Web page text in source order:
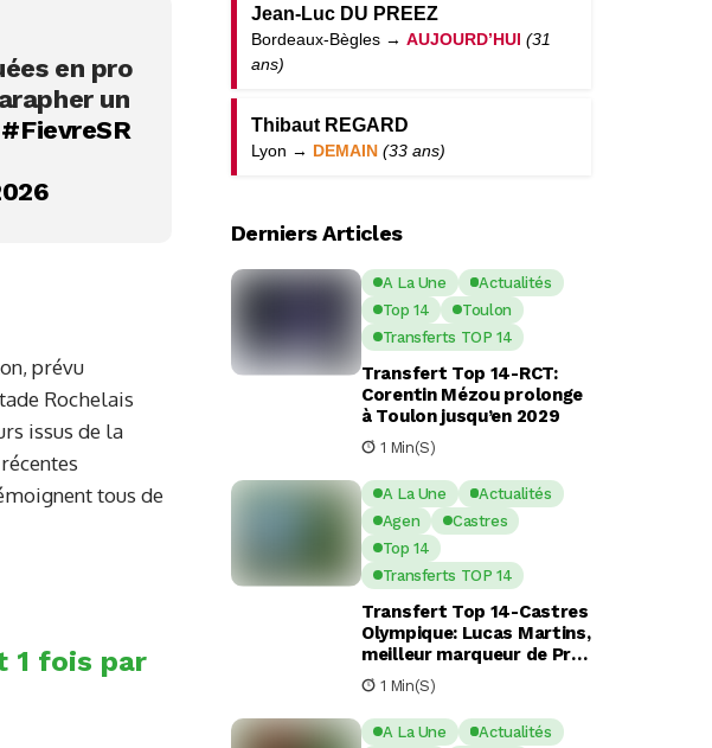
en pro
un
#FievreSR
prévu
Rochelais
issus de la
tous de
1 fois par
Jean-Luc DU PREEZ
Bordeaux-Bègles → AUJOURD’HUI (31
ans)
Thibaut REGARD
Lyon → DEMAIN (33 ans)
Derniers Articles
A La Une
Actualités
Top 14
Toulon
Transferts TOP 14
Transfert Top 14-RCT:
Corentin Mézou prolonge
à Toulon jusqu’en 2029
1 Min(s)
A La Une
Actualités
Agen
Castres
Top 14
Transferts TOP 14
Transfert Top 14-Castres
Olympique: Lucas Martins,
meilleur marqueur de Pro
D2, en route pour Castres
?
1 Min(s)
A La Une
Actualités